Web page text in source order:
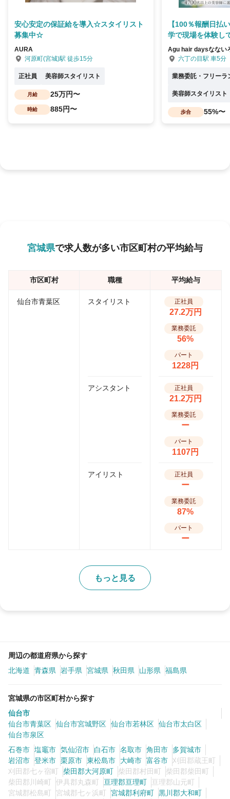
安心安定の保証給を導入☆スタイリスト
募集中☆
AURA
河原町(宮城)駅 徒歩15分
正社員 美容師スタイリスト
月給 25万円〜
時給 885円〜
【100％報酬日払
学で現場を体験し
Agu hair daysなない
六丁の目駅 車5分
業務委託・フリーラ
美容師スタイリスト
歩合 55%〜
宮城県で求人数が多い市区町村の平均給与
市区町村 職種 平均給与
仙台市青葉区 スタイリスト 正社員
27.2万円
業務委託
56%
パート
1228円
アシスタント 正社員
21.2万円
業務委託
ー
パート
1107円
アイリスト 正社員
ー
業務委託
87%
パート
ー
もっと見る
周辺の都道府県から探す
北海道
青森県 岩手県 宮城県 秋田県 山形県 福島県
宮城県の市区町村から探す
仙台市
仙台市青葉区 仙台市宮城野区 仙台市若林区 仙台市太白区
仙台市泉区
石巻市 塩竈市 気仙沼市 白石市 名取市 角田市
多賀城市
岩沼市 登米市 栗原市 東松島市 大崎市 富谷市 刈田郡蔵王町
刈田郡七ヶ宿町
柴田郡大河原町 柴田郡村田町
柴田郡柴田町
柴田郡川崎町
伊具郡丸森町 亘理郡亘理町
亘理郡山元町
宮城郡松島町
宮城郡七ヶ浜町 宮城郡利府町 黒川郡大和町